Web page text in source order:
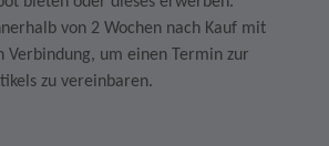
von 2 Wochen nach Kauf mit
Verbindung, um einen Termin zur
zu vereinbaren.